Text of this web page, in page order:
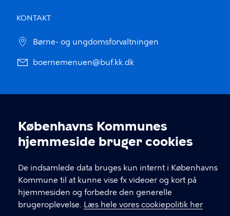
Cookieindstillinger
Københavns Kommunes
hjemmeside bruger cookies
De indsamlede data bruges kun internt i Københavns
Kommune til at kunne vise fx videoer og kort på
hjemmesiden og forbedre den generelle
brugeroplevelse. Læs hele vores cookiepolitik her
KONTAKT
Børne- og ungdomsforvaltningen
boernemenuen@buf.kk.dk
maaltider.kk.dk
Tilgængelighedserklæring
Cookiepolitik
Cookieindstillinger